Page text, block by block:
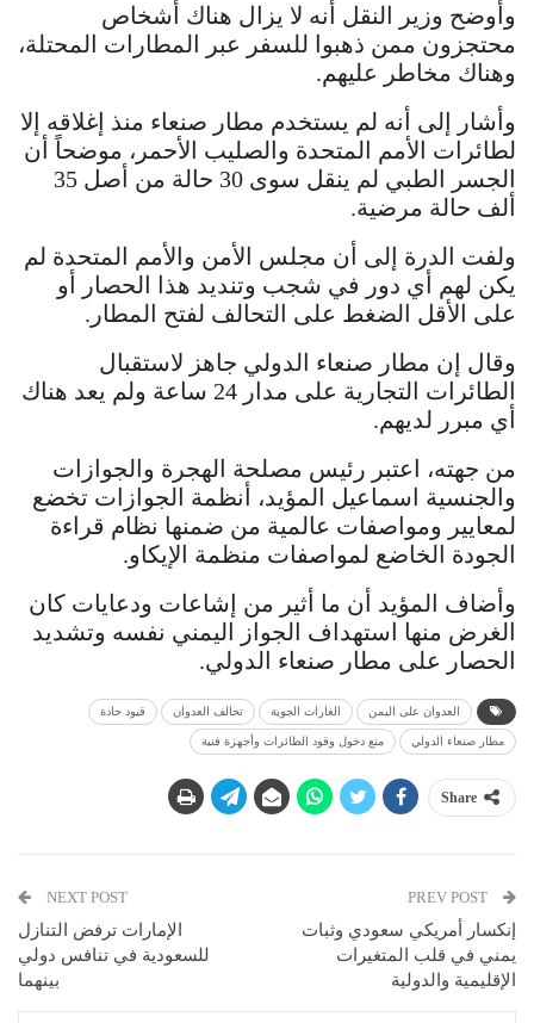
وأوضح وزير النقل أنه لا يزال هناك أشخاص
محتجزون ممن ذهبوا للسفر عبر المطارات المحتلة،
وهناك مخاطر عليهم.
وأشار إلى أنه لم يستخدم مطار صنعاء منذ إغلاقه إلا
لطائرات الأمم المتحدة والصليب الأحمر، موضحاً أن
الجسر الطبي لم ينقل سوى 30 حالة من أصل 35
ألف حالة مرضية.
ولفت الدرة إلى أن مجلس الأمن والأمم المتحدة لم
يكن لهم أي دور في شجب وتنديد هذا الحصار أو
على الأقل الضغط على التحالف لفتح المطار.
وقال إن مطار صنعاء الدولي جاهز لاستقبال
الطائرات التجارية على مدار 24 ساعة ولم يعد هناك
أي مبرر لديهم.
من جهته، اعتبر رئيس مصلحة الهجرة والجوازات
والجنسية اسماعيل المؤيد، أنظمة الجوازات تخضع
لمعايير ومواصفات عالمية من ضمنها نظام قراءة
الجودة الخاضع لمواصفات منظمة الإيكاو.
وأضاف المؤيد أن ما أثير من إشاعات ودعايات كان
الغرض منها استهداف الجواز اليمني نفسه وتشديد
الحصار على مطار صنعاء الدولي.
العدوان على اليمن الغارات الجوية تحالف العدوان قيود حادة
مطار صنعاء الدولي منع دخول وقود الطائرات وأجهزة فنية
Share
إنكسار أمريكي سعودي وثبات
يمني في قلب المتغيرات
الإقليمية والدولية
NEXT POST
الإمارات ترفض التنازل
للسعودية في تنافس دولي
بينهما